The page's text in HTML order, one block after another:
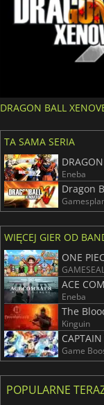
DRAGON BALL
TA SAMA SERIA
Eneba
Dragon
WIĘCEJ GIER OD
ONE
Eneba
The
Kinguin
Game
POPULARNE